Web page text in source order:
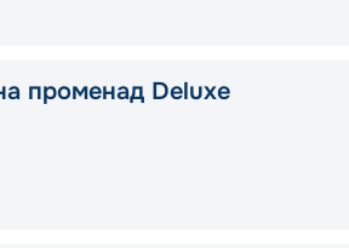
променад Deluxe